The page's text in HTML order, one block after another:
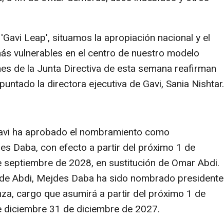
Leap', situamos la apropiación nacional y el
vulnerables en el centro de nuestro modelo
de la Junta Directiva de esta semana reafirman
la directora ejecutiva de Gavi, Sania Nishtar.
ha aprobado el nombramiento como
Daba, con efecto a partir del próximo 1 de
de 2028, en sustitución de Omar Abdi.
Abdi, Mejdes Daba ha sido nombrado presidente
cargo que asumirá a partir del próximo 1 de
31 de diciembre de 2027.